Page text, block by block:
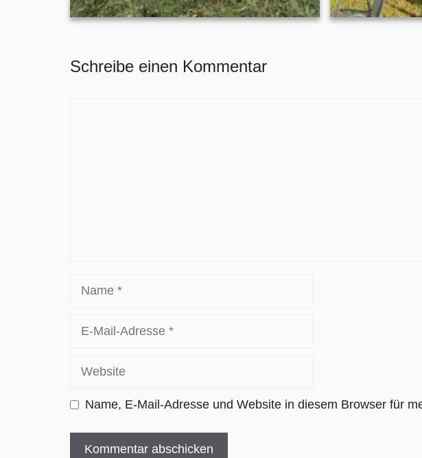
Schreibe einen Kommentar
Name, E-Mail-Adresse und Website in diesem Browser für